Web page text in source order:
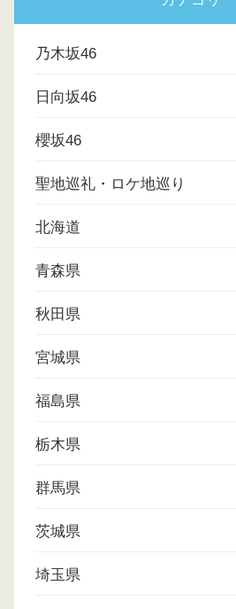
乃木坂46
日向坂46
櫻坂46
聖地巡礼・ロケ地巡り
北海道
青森県
秋田県
宮城県
福島県
栃木県
群馬県
茨城県
埼玉県